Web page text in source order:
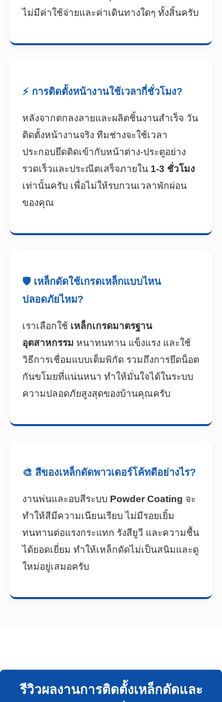
ไม่มีค่าใช้จ่ายและค่าเดินทางใดๆ ทั้งสิ้นครับ
⚡ การติดตั้งหน้างานใช้เวลากี่ชั่วโมง?
หลังจากตกลงลายและผลิตชิ้นงานสำเร็จ วัน
ติดตั้งหน้างานจริง ทีมช่างจะใช้เวลา
ประกอบยึดติดเข้ากับหน้าต่าง-ประตูอย่าง
รวดเร็วและประณีตเสร็จภายใน 1-3 ชั่วโมง
เท่านั้นครับ เพื่อไม่ให้รบกวนเวลาพักผ่อน
ของคุณ
🛡️ เหล็กดัดใช้เกรดเหล็กแบบไหน
ปลอดภัยไหม?
เราเลือกใช้ เหล็กเกรดมาตรฐาน
อุตสาหกรรม หนาทนทาน แข็งแรง และใช้
วิธีการเชื่อมแบบเต็มพิกัด รวมถึงการยึดน็อต
กันขโมยที่แน่นหนา ทำให้มั่นใจได้ในระบบ
ความปลอดภัยสูงสุดของบ้านคุณครับ
🎨 สีของเหล็กดัดพาวเดอร์โค้ทดีอย่างไร?
งานพ่นและอบสีระบบ Powder Coating จะ
ทำให้สีมีความเนียนเรียบ ไม่มีรอยเยิ้ม
ทนทานต่อแรงกระแทก รังสียูวี และความชื้น
ได้ยอดเยี่ยม ทำให้เหล็กดัดไม่เป็นสนิมและดู
ใหม่อยู่เสมอครับ
รีวิวผลงานการติดตั้งเหล็กดัดและ